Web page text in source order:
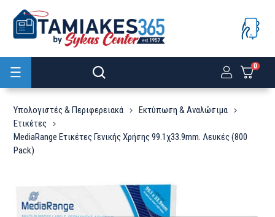
0
Υπολογιστές & Περιφερειακά
Εκτύπωση & Αναλώσιμα
Ετικέτες
MediaRange Ετικέτες Γενικής Χρήσης 99.1χ33.9mm. Λευκές (800
Pack)